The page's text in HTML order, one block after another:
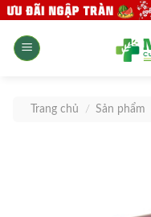
Skip
content
Trang chủ / Sản phẩm